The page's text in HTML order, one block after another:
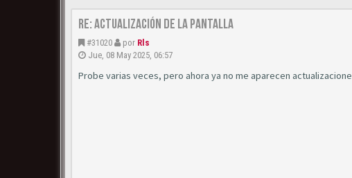
Re: Actualización de la pantalla
#31020 por Rls
Jue, 08 May 2025, 06:57
Probe varias veces, pero ahora ya no me aparecen